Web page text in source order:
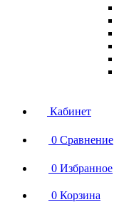
Кабинет
0 Сравнение
0 Избранное
0 Корзина